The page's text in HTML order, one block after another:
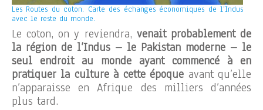
Les Routes du coton. Carte des échanges économiques de l’Indus
avec le reste du monde.
Le coton, on y reviendra, venait probablement de
la région de l’Indus – le Pakistan moderne – le
seul endroit au monde ayant commencé à en
pratiquer la culture à cette époque avant qu’elle
n’apparaisse en Afrique des milliers d’années
plus tard.